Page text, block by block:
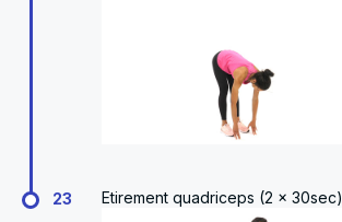
23 Etirement quadriceps (2 x 30sec)